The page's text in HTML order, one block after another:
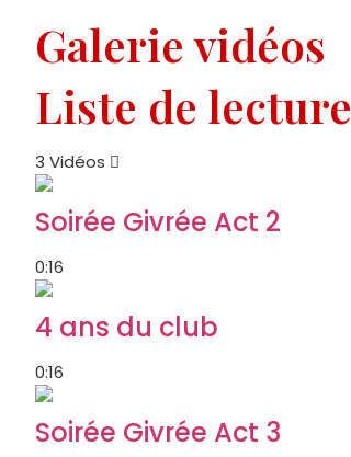
Galerie vidéos
Liste de lecture
3 Vidéos
Soirée Givrée Act 2
0:16
4 ans du club
0:16
Soirée Givrée Act 3